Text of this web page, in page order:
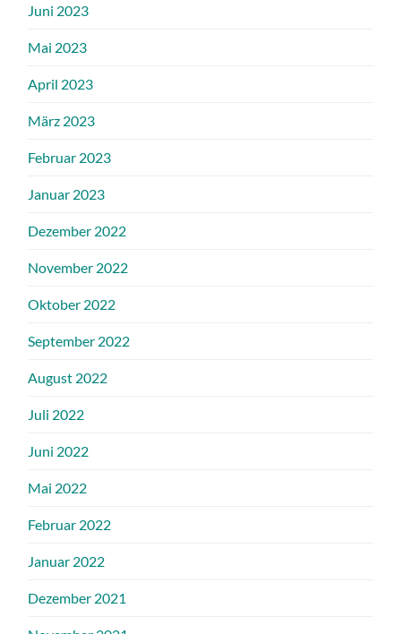
Juni 2023
Mai 2023
April 2023
März 2023
Februar 2023
Januar 2023
Dezember 2022
November 2022
Oktober 2022
September 2022
August 2022
Juli 2022
Juni 2022
Mai 2022
Februar 2022
Januar 2022
Dezember 2021